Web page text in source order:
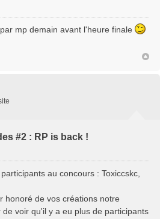
mp demain avant l'heure finale
#2 : RP is back !
au concours : Toxiccskc,
honoré de vos créations notre
voir qu'il y a eu plus de participants